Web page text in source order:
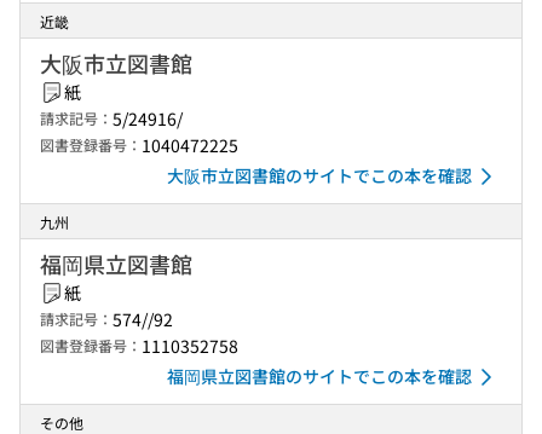
近畿
大阪市立図書館
紙
請求記号： 5/24916/
図書登録番号： 1040472225
大阪市立図書館のサイトでこの本を確認
九州
福岡県立図書館
紙
請求記号： 574//92
図書登録番号： 1110352758
福岡県立図書館のサイトでこの本を確認
その他